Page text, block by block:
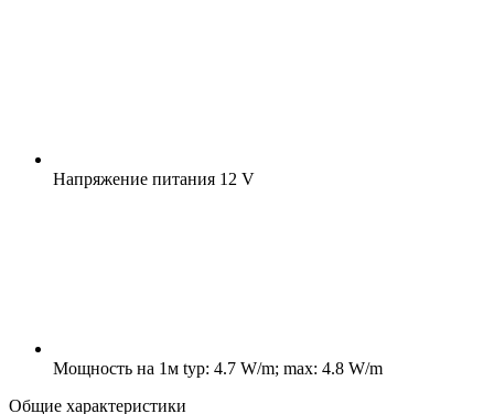
Напряжение питания 12 V
Мощность на 1м typ: 4.7 W/m; max: 4.8 W/m
Общие характеристики